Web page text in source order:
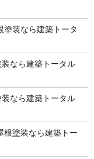
塗装なら建築トータ
なら建築トータル
なら建築トータル
根塗装なら建築トー